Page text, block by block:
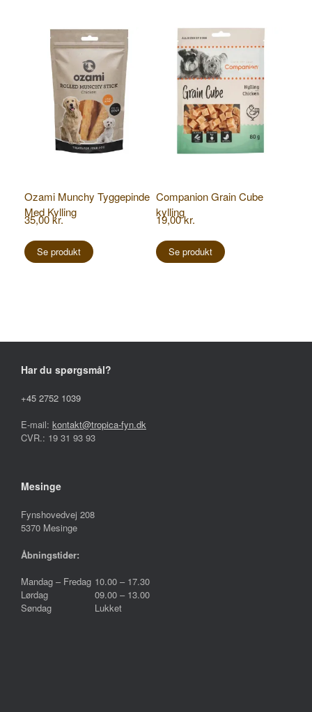
Mulighederne
kan
vælges
på
varesiden
Ozami Munchy Tyggepinde
Med Kylling
35,00kr.
Se produkt
Companion Grain Cube
kylling
19,00kr.
Se produkt
Har du spørgsmål?
+45 2752 1039
E-mail: kontakt@tropica-fyn.dk
CVR.: 19 31 93 93
Mesinge
Fynshovedvej 208
5370 Mesinge
Åbningstider:
Mandag – Fredag
Lørdag
Søndag
10.00 – 17.30
09.00 – 13.00
Lukket